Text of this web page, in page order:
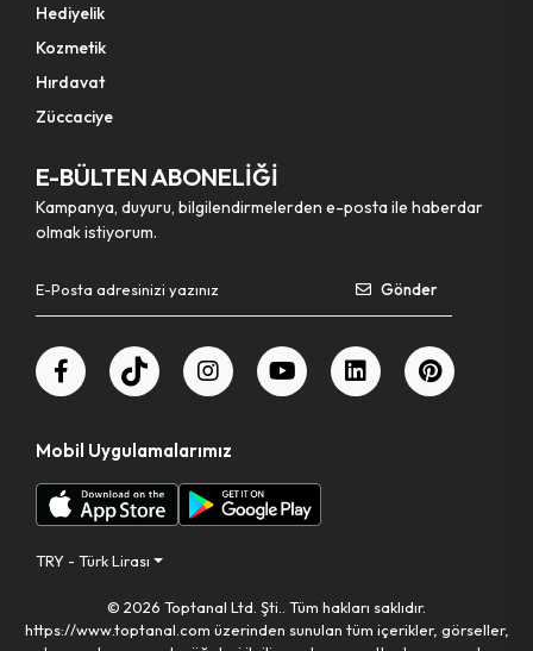
Hediyelik
Kozmetik
Hırdavat
Züccaciye
E-BÜLTEN ABONELİĞİ
Kampanya, duyuru, bilgilendirmelerden e-posta ile haberdar
olmak istiyorum.
Gönder
Mobil Uygulamalarımız
TRY - Türk Lirası
© 2026 Toptanal Ltd. Şti.. Tüm hakları saklıdır.
https://www.toptanal.com üzerinden sunulan tüm içerikler, görseller,